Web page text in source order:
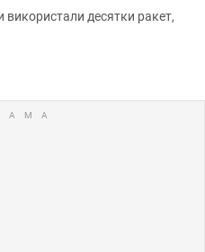
десятки ракет,